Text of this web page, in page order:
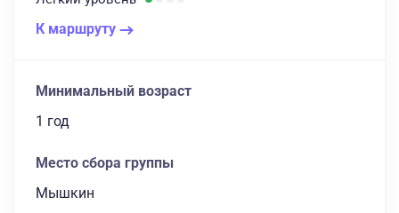
К маршруту
Минимальный возраст
1 год
Место сбора группы
Мышкин